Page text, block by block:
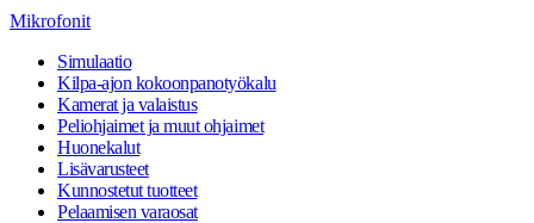
Mikrofonit
Simulaatio
Kilpa-ajon kokoonpanotyökalu
Kamerat ja valaistus
Peliohjaimet ja muut ohjaimet
Huonekalut
Lisävarusteet
Kunnostetut tuotteet
Pelaamisen varaosat